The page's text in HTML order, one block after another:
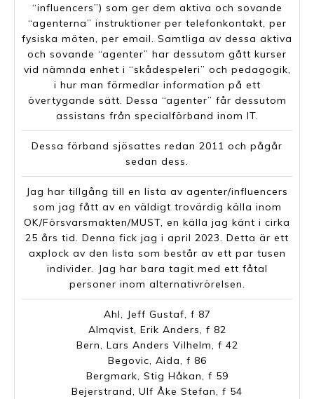
“influencers”) som ger dem aktiva och sovande
“agenterna” instruktioner per telefonkontakt, per
fysiska möten, per email. Samtliga av dessa aktiva
och sovande “agenter” har dessutom gått kurser
vid nämnda enhet i “skådespeleri” och pedagogik,
i hur man förmedlar information på ett
övertygande sätt. Dessa “agenter” får dessutom
assistans från specialförband inom IT.
Dessa förband sjösattes redan 2011 och pågår
sedan dess.
Jag har tillgång till en lista av agenter/influencers
som jag fått av en väldigt trovärdig källa inom
OK/Försvarsmakten/MUST, en källa jag känt i cirka
25 års tid. Denna fick jag i april 2023. Detta är ett
axplock av den lista som består av ett par tusen
individer. Jag har bara tagit med ett fåtal
personer inom alternativrörelsen.
Ahl, Jeff Gustaf, f 87
Almqvist, Erik Anders, f 82
Bern, Lars Anders Vilhelm, f 42
Begovic, Aida, f 86
Bergmark, Stig Håkan, f 59
Bejerstrand, Ulf Åke Stefan, f 54